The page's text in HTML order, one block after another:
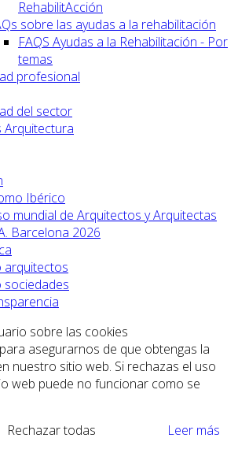
RehabilitAcción
sobre las ayudas a la rehabilitación
FAQS Ayudas a la Rehabilitación - Por
temas
profesional
del sector
Arquitectura
Ibérico
mundial de Arquitectos y Arquitectas
Barcelona 2026
arquitectos
sociedades
sobre las cookies
asegurarnos de que obtengas la
nuestro sitio web. Si rechazas el uso
web puede no funcionar como se
Rechazar todas
Leer más